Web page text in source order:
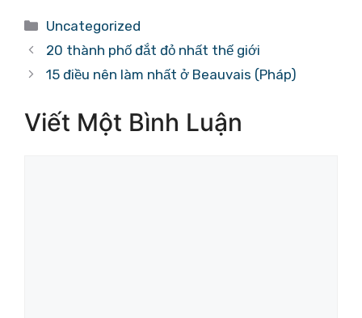
Danh
mục
Uncategorized
20 thành phố đắt đỏ nhất thế giới
15 điều nên làm nhất ở Beauvais (Pháp)
Viết Một Bình Luận